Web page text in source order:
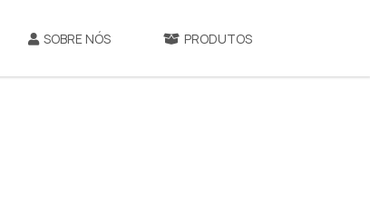
SOBRE NÓS PRODUTOS